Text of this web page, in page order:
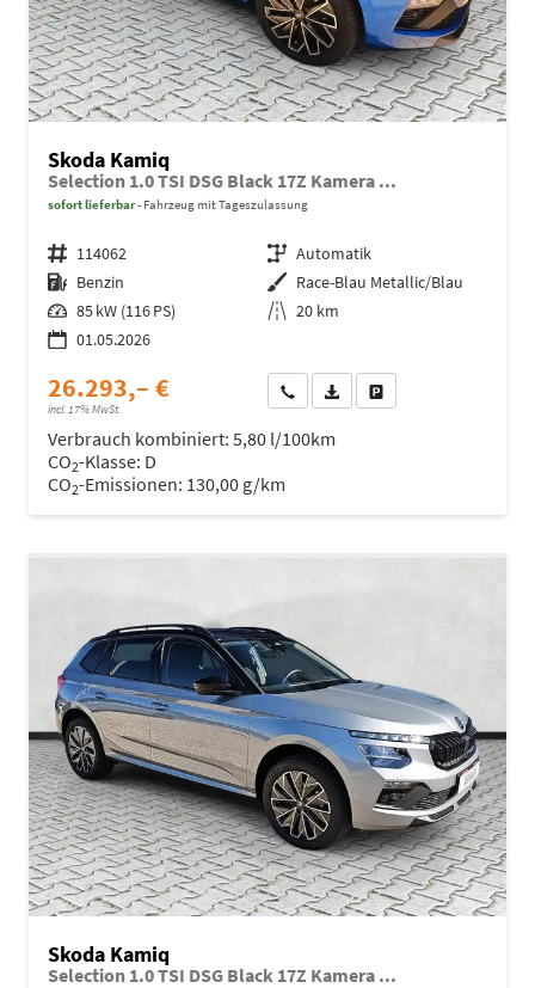
Skoda Kamiq
Selection 1.0 TSI DSG Black 17Z Kamera ...
sofort lieferbar Fahrzeug mit Tageszulassung
Fahrzeugnr. 114062 Getriebe Automatik
Kraftstoff Benzin Außenfarbe Race-Blau Metallic/Blau
Leistung 85 kW (116 PS) Kilometerstand 20 km
01.05.2026
26.293,– €
incl. 17% MwSt.
Wir rufen Sie anFahrzeugexposé (PDF)
Verbrauch kombiniert: 5,80 l/100km
CO2-Klasse: D
CO2-Emissionen: 130,00 g/km
Skoda Kamiq
Selection 1.0 TSI DSG Black 17Z Kamera ...